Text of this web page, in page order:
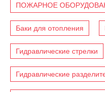
ПОЖАРНОЕ
Баки для отопления
Гидравлические стрелки
Гидравлические